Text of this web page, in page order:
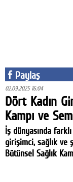
Kültür-
Sağlık
Yazarlar
Künye
Paylaş
02.09.2025 16:04
Dört Kadın
Kampı ve
İş dünyasında
girişimci, sağlık ve
Bütünsel Sağlık